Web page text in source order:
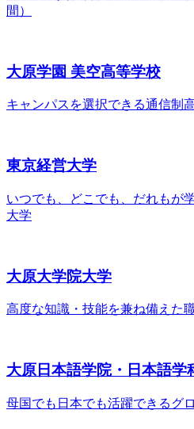
間）
大原学園 美空高等学校
キャンパスを選択できる通信制
東京経営大学
いつでも、どこでも、だれもが
大学
大原大学院大学
高度な知識・技能を兼ね備えた
大原日本語学院・ 日本語学
母国でも日本でも活躍できるグ